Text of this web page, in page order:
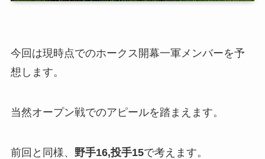
今回は現時点でのホークス開幕一軍メンバーを予
想します。
当然オープン戦でのアピールを踏まえます。
前回と同様、 野手16,投手15で考えます。